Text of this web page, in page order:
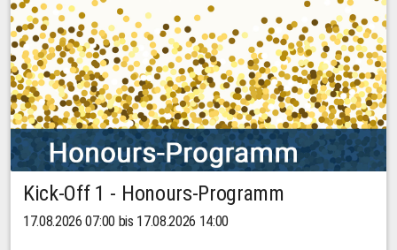
Kick-Off 1 - Honours-Programm
17.08.2026 07:00 bis 17.08.2026 14:00